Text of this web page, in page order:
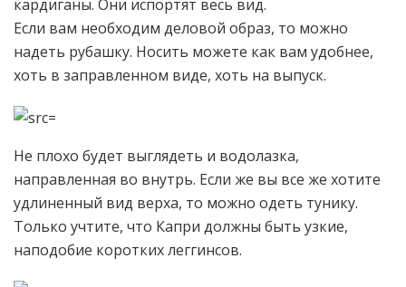
кардиганы. Они испортят весь вид.
Если вам необходим деловой образ, то можно
надеть рубашку. Носить можете как вам удобнее,
хоть в заправленном виде, хоть на выпуск.
Не плохо будет выглядеть и водолазка,
направленная во внутрь. Если же вы все же хотите
удлиненный вид верха, то можно одеть тунику.
Только учтите, что Капри должны быть узкие,
наподобие коротких леггинсов.